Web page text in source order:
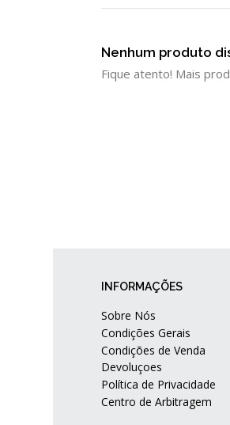
Nenhum produto
Fique atento! Mais
INFORMAÇÕES
Sobre Nós
Condições Gerais
Condições de Venda
Devoluçoes
Política de Privacidade
Centro de Arbitragem